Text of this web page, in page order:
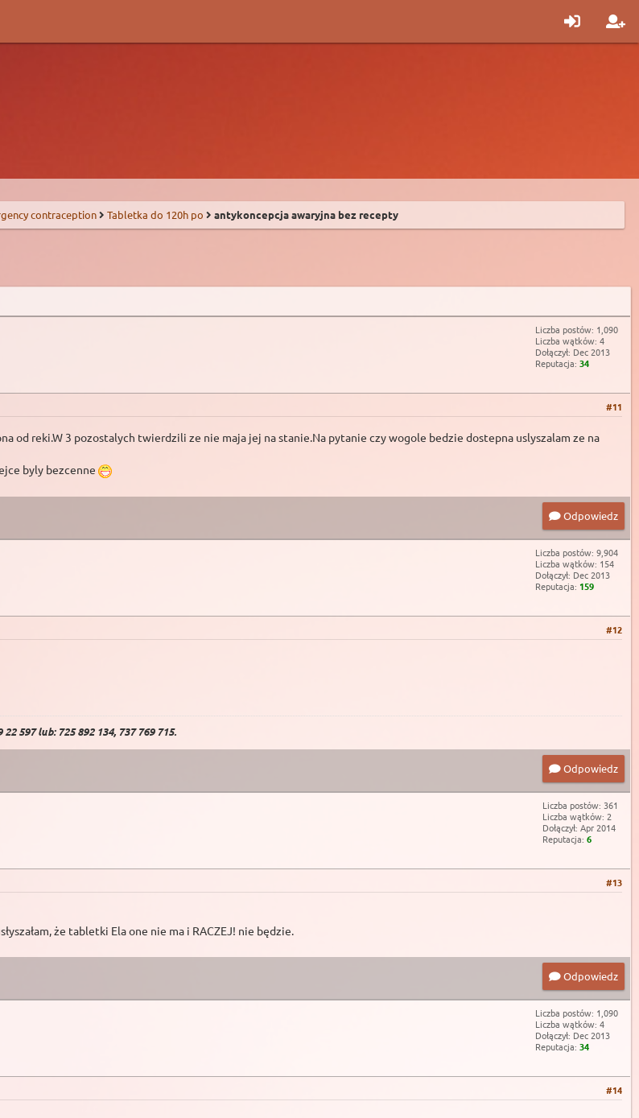
contraception Tabletka do 120h po antykoncepcja awaryjna bez recepty
Liczba postów: 1,090
Liczba wątków: 4
Dołączył: Dec 2013
Reputacja: 34
#11
reki.W 3 pozostalych twierdzili ze nie maja jej na stanie.Na pytanie czy wogole bedzie dostepna uslyszalam ze na
byly bezcenne
Odpowiedz
Liczba postów: 9,904
Liczba wątków: 154
Dołączył: Dec 2013
Reputacja: 159
#12
597 lub: 725 892 134, 737 769 715.
Odpowiedz
Liczba postów: 361
Liczba wątków: 2
Dołączył: Apr 2014
Reputacja: 6
#13
że tabletki Ela one nie ma i RACZEJ! nie będzie.
Odpowiedz
Liczba postów: 1,090
Liczba wątków: 4
Dołączył: Dec 2013
Reputacja: 34
#14